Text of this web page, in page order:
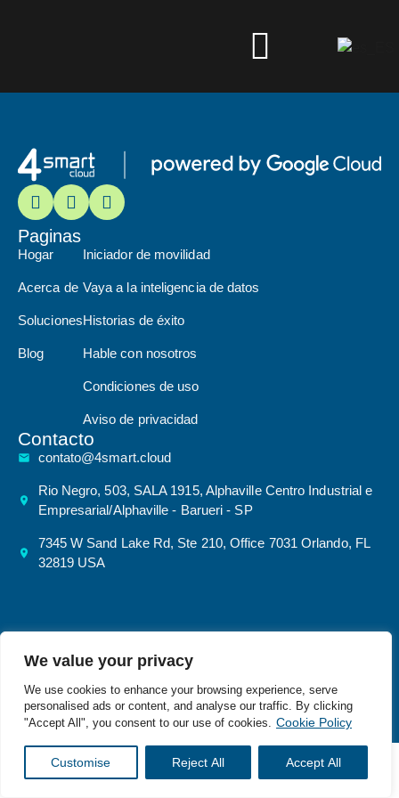
We value your privacy
We use cookies to enhance your browsing experience, serve
personalised ads or content, and analyse our traffic. By clicking
"Accept All", you consent to our use of cookies. Cookie Policy
Customise Reject All Accept All
Paginas
Hogar
Acerca de
Soluciones
Blog
Iniciador de movilidad
Vaya a la inteligencia de datos
Historias de éxito
Hable con nosotros
Condiciones de uso
Aviso de privacidad
Contacto
contato@4smart.cloud
Rio Negro, 503, SALA 1915, Alphaville Centro Industrial e
Empresarial/Alphaville - Barueri - SP
7345 W Sand Lake Rd, Ste 210, Office 7031 Orlando, FL
32819 USA
Direitos Reservados | | CNPJ:
Desarrollado por